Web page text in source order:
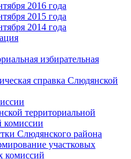
2016 года
2015 года
2014 года
избирательная
справка Слюдянской
территориальной
комиссии
Слюдянского района
участковых
комиссий